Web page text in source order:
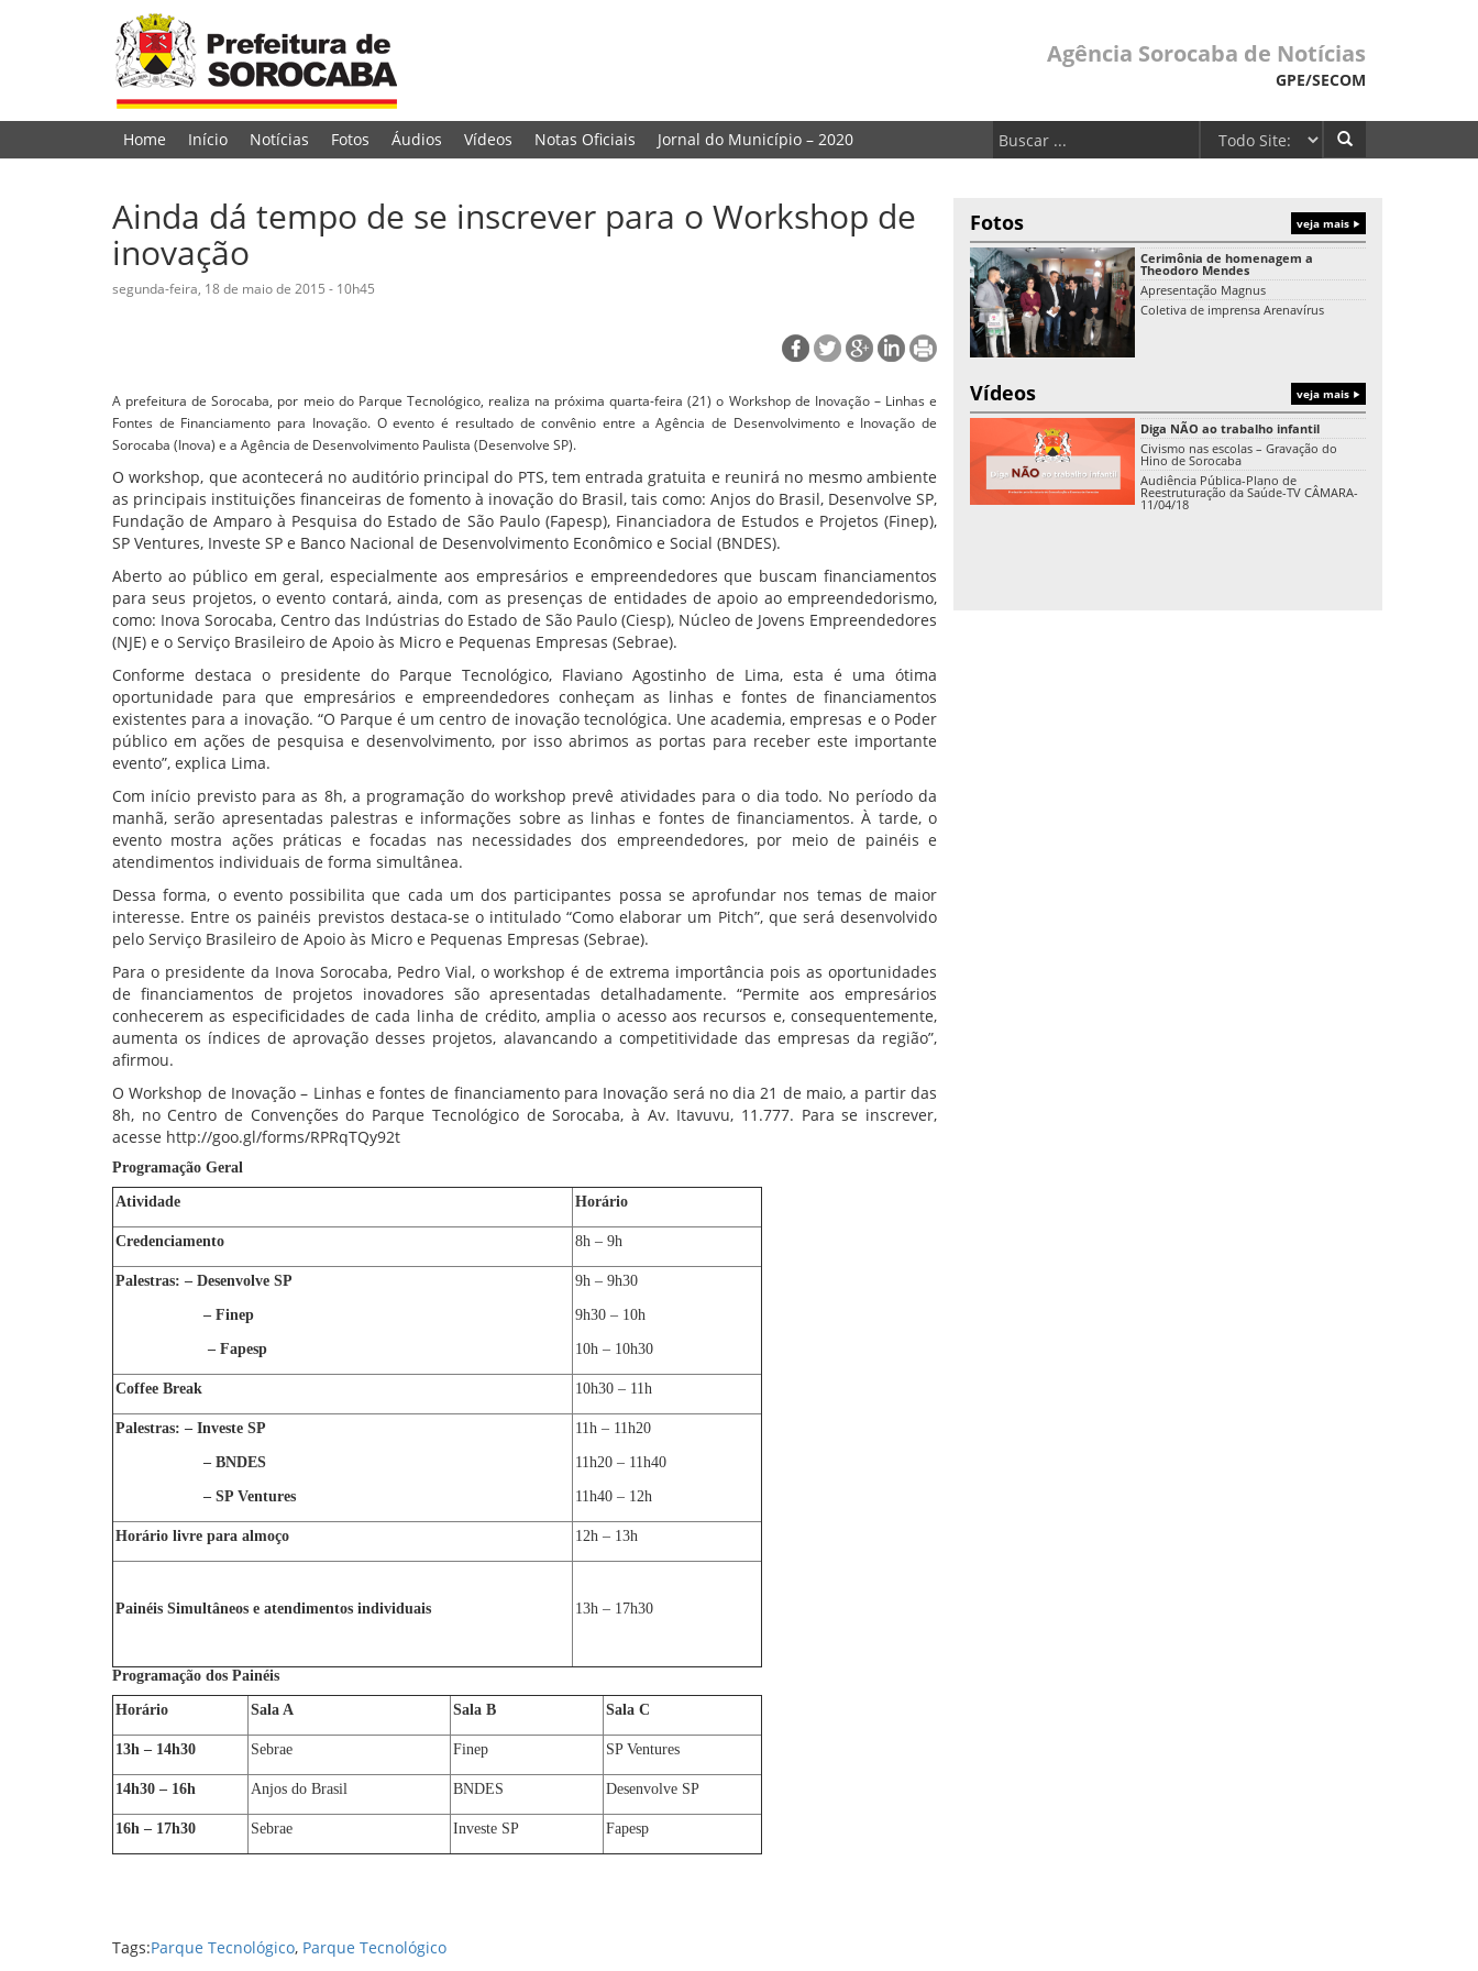
Agência Sorocaba de Notícias
GPE/SECOM
Home Início Notícias Fotos Áudios Vídeos Notas Oficiais Jornal do Município – 2020
Ainda dá tempo de se inscrever para o Workshop de
inovação
segunda-feira, 18 de maio de 2015 - 10h45
A prefeitura de Sorocaba, por meio do Parque Tecnológico, realiza na próxima quarta-feira (21) o Workshop de Inovação – Linhas e
Fontes de Financiamento para Inovação. O evento é resultado de convênio entre a Agência de Desenvolvimento e Inovação de
Sorocaba (Inova) e a Agência de Desenvolvimento Paulista (Desenvolve SP).
O workshop, que acontecerá no auditório principal do PTS, tem entrada gratuita e reunirá no mesmo ambiente
as principais instituições financeiras de fomento à inovação do Brasil, tais como: Anjos do Brasil, Desenvolve SP,
Fundação de Amparo à Pesquisa do Estado de São Paulo (Fapesp), Financiadora de Estudos e Projetos (Finep),
SP Ventures, Investe SP e Banco Nacional de Desenvolvimento Econômico e Social (BNDES).
Aberto ao público em geral, especialmente aos empresários e empreendedores que buscam financiamentos
para seus projetos, o evento contará, ainda, com as presenças de entidades de apoio ao empreendedorismo,
como: Inova Sorocaba, Centro das Indústrias do Estado de São Paulo (Ciesp), Núcleo de Jovens Empreendedores
(NJE) e o Serviço Brasileiro de Apoio às Micro e Pequenas Empresas (Sebrae).
Conforme destaca o presidente do Parque Tecnológico, Flaviano Agostinho de Lima, esta é uma ótima
oportunidade para que empresários e empreendedores conheçam as linhas e fontes de financiamentos
existentes para a inovação. “O Parque é um centro de inovação tecnológica. Une academia, empresas e o Poder
público em ações de pesquisa e desenvolvimento, por isso abrimos as portas para receber este importante
evento”, explica Lima.
Com início previsto para as 8h, a programação do workshop prevê atividades para o dia todo. No período da
manhã, serão apresentadas palestras e informações sobre as linhas e fontes de financiamentos. À tarde, o
evento mostra ações práticas e focadas nas necessidades dos empreendedores, por meio de painéis e
atendimentos individuais de forma simultânea.
Dessa forma, o evento possibilita que cada um dos participantes possa se aprofundar nos temas de maior
interesse. Entre os painéis previstos destaca-se o intitulado “Como elaborar um Pitch”, que será desenvolvido
pelo Serviço Brasileiro de Apoio às Micro e Pequenas Empresas (Sebrae).
Para o presidente da Inova Sorocaba, Pedro Vial, o workshop é de extrema importância pois as oportunidades
de financiamentos de projetos inovadores são apresentadas detalhadamente. “Permite aos empresários
conhecerem as especificidades de cada linha de crédito, amplia o acesso aos recursos e, consequentemente,
aumenta os índices de aprovação desses projetos, alavancando a competitividade das empresas da região”,
afirmou.
O Workshop de Inovação – Linhas e fontes de financiamento para Inovação será no dia 21 de maio, a partir das
8h, no Centro de Convenções do Parque Tecnológico de Sorocaba, à Av. Itavuvu, 11.777. Para se inscrever,
acesse http://goo.gl/forms/RPRqTQy92t
Programação Geral
Atividade Horário
Credenciamento 8h – 9h
Palestras: – Desenvolve SP
– Finep
– Fapesp
9h – 9h30
9h30 – 10h
10h – 10h30
Coffee Break 10h30 – 11h
Palestras: – Investe SP
– BNDES
– SP Ventures
11h – 11h20
11h20 – 11h40
11h40 – 12h
Horário livre para almoço 12h – 13h
Painéis Simultâneos e atendimentos individuais 13h – 17h30
Programação dos Painéis
Horário Sala A Sala B Sala C
13h – 14h30 Sebrae Finep SP Ventures
14h30 – 16h Anjos do Brasil BNDES Desenvolve SP
16h – 17h30 Sebrae Investe SP Fapesp
Tags:Parque Tecnológico, Parque Tecnológico
Fotos veja mais
Cerimônia de homenagem a
Theodoro Mendes
Apresentação Magnus
Coletiva de imprensa Arenavírus
Vídeos veja mais
Diga NÃO ao trabalho infantil
Civismo nas escolas – Gravação do
Hino de Sorocaba
Audiência Pública-Plano de
Reestruturação da Saúde-TV CÂMARA-
11/04/18